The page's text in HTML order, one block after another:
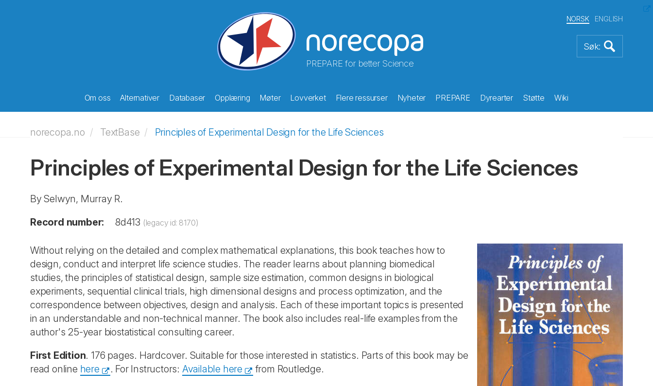
PREPARE for better Science
NORSK ENGLISH
Om oss Alternativer Databaser Opplæring Møter Lovverket Flere ressurser Nyheter PREPARE Dyrearter Støtte Wiki
norecopa.no TextBase Principles of Experimental Design for the Life Sciences
Principles of Experimental Design for the Life Sciences
By Selwyn, Murray R.
Record number:
8d413 (legacy id: 8170)
Without relying on the detailed and complex mathematical explanations, this book teaches how to
design, conduct and interpret life science studies. The reader learns about planning biomedical
studies, the principles of statistical design, sample size estimation, common designs in biological
experiments, sequential clinical trials, high dimensional designs and process optimization, and the
correspondence between objectives, design and analysis. Each of these important topics is presented
in an understandable and non-technical manner. The book also includes real-life examples from the
author's 25-year biostatistical consulting career.
First Edition. 176 pages. Hardcover. Suitable for those interested in statistics. Parts of this book may be
read online here . For Instructors: Available here
from Routledge.